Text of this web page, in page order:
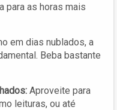
para as horas mais
em dias nublados, a
Beba bastante
Aproveite para
leituras, ou até